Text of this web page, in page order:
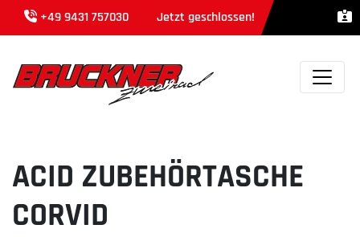
+49 9431 757030 Jetzt geschlossen!
ACID ZUBEHÖRTASCHE
CORVID